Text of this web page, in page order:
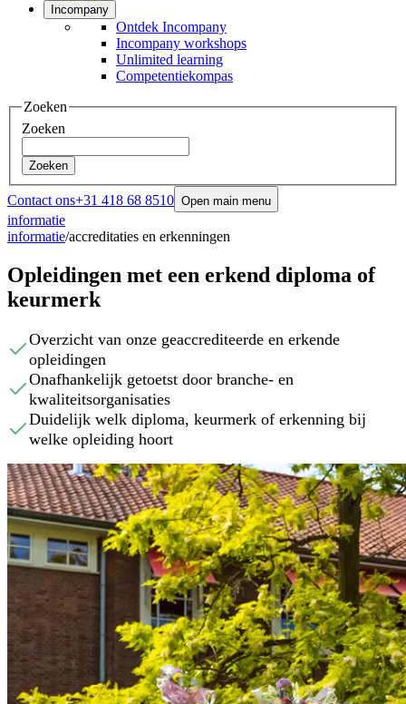
Incompany
Ontdek Incompany
Incompany workshops
Unlimited learning
Competentiekompas
Zoeken
Zoeken
Zoeken
Contact ons+31 418 68 8510 Open main menu
informatie
informatie/accreditaties en erkenningen
Opleidingen met een erkend diploma of
keurmerk
Overzicht van onze geaccrediteerde en erkende
opleidingen
Onafhankelijk getoetst door branche- en
kwaliteitsorganisaties
Duidelijk welk diploma, keurmerk of erkenning bij
welke opleiding hoort